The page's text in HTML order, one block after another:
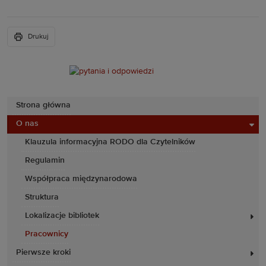
Strona główna
O nas
Klauzula informacyjna RODO dla Czytelników
Regulamin
Współpraca międzynarodowa
Struktura
Lokalizacje bibliotek
Pracownicy
Pierwsze kroki
Drukuj